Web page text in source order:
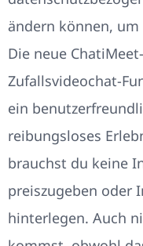
ändern können,
Die neue
Zufallsvideochat-
ein
reibungsloses
brauchst du keine
preiszugeben oder
hinterlegen. Auch